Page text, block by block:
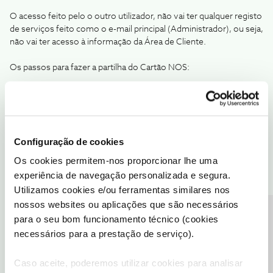
Configuração de cookies
Os cookies permitem-nos proporcionar lhe uma
experiência de navegação personalizada e segura.
Utilizamos cookies e/ou ferramentas similares nos
nossos websites ou aplicações que são necessários
para o seu bom funcionamento técnico (cookies
necessários para a prestação de serviço).
Caso aceite, poderemos utilizar cookies para analisar
O acesso feito pelo o outro utilizador, não vai ter qualquer registo
de serviços feito como o e-mail principal (Administrador), ou seja,
não vai ter acesso à informação da Área de Cliente.
Os passos para fazer a partilha do Cartão NOS:
Selecione “Partilhar Cartão NOS"
Depois da partilha do Cartão NOS, utilize o mesmo
endereço de e-mail para aceder àApp Cinemas NOS. *
*O e-mail deve ter um registo inicial (sem serviços associados) na
Querendo, pode ainda, atribuir a permissão na Área de Cliente
funcionalidades da Área de Cliente NOS, de um acesso